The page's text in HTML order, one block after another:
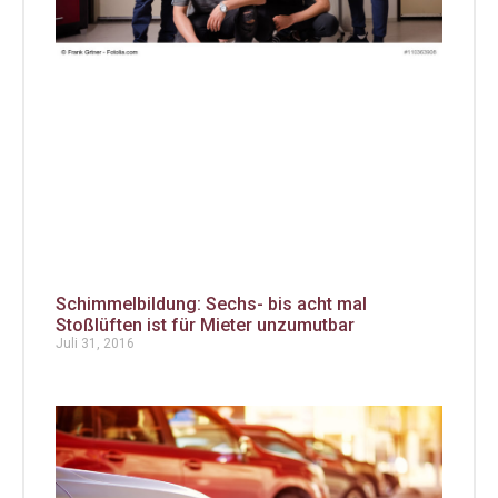
Schimmelbildung: Sechs- bis acht mal
Stoßlüften ist für Mieter unzumutbar
Juli 31, 2016